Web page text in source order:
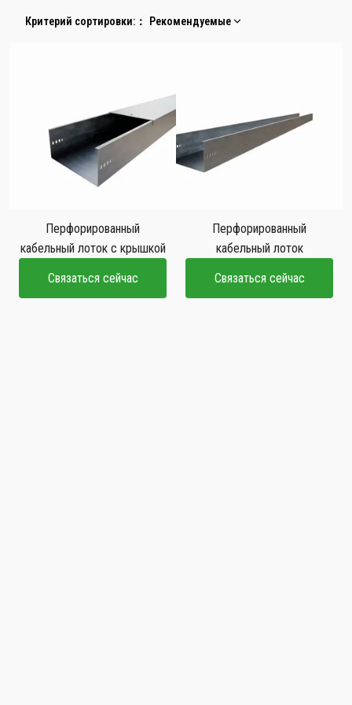
Критерий сортировки: ： Рекомендуемые
Перфорированный
кабельный лоток с крышкой
Связаться сейчас
Перфорированный
кабельный лоток
Связаться сейчас